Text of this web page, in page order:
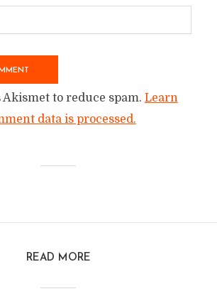
Akismet to reduce spam. Learn
data is processed.
READ MORE